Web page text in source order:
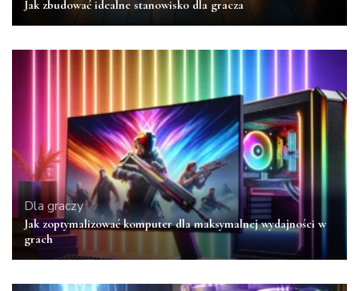
Jak zbudować idealne stanowisko dla gracza
Dla graczy
Jak zoptymalizować komputer dla maksymalnej wydajności w
grach